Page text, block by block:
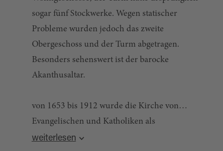
sogar fünf Stockwerke. Wegen statischer
Probleme wurden jedoch das zweite
Obergeschoss und der Turm abgetragen.
Besonders sehenswert ist der barocke
Akanthusaltar.
von 1653 bis 1912 wurde die Kirche von
Evangelischen und Katholiken als
Simultankirche gemeinsam genutzt. Sie liegt an
Informationen auch bei der Gäste-Info
weiterlesen